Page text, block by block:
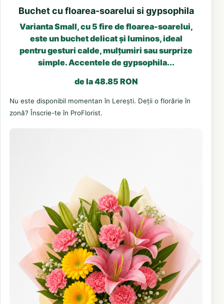
Buchet cu floarea-soarelui si gypsophila
Varianta Small, cu 5 fire de floarea-soarelui,
este un buchet delicat și luminos, ideal
pentru gesturi calde, mulțumiri sau surprize
simple. Accentele de gypsophila...
de la 48.85 RON
Nu este disponibil momentan în Lerești. Deții o florărie în
zonă? Înscrie-te în ProFlorist.